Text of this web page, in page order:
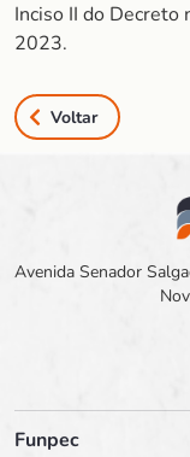
Inciso II do
2023.
Voltar
Avenida Senador
Funpec